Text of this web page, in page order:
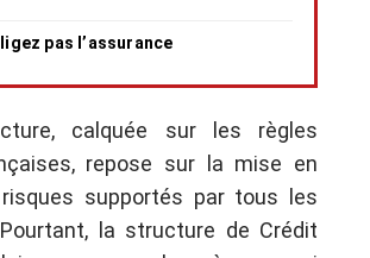
pas l’assurance
calquée sur les règles
repose sur la mise en
supportés par tous les
la structure de Crédit